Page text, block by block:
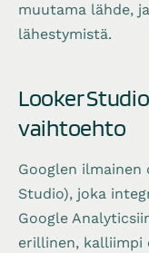
muutama lähde,
lähestymistä.
Looker
vaihtoehto
Googlen
Studio), joka
Google
erillinen,